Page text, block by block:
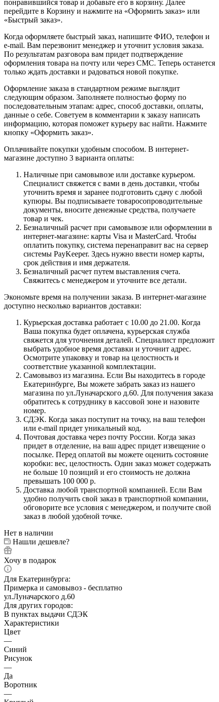
понравившийся товар и добавьте его в корзину. Далее
перейдите в Корзину и нажмите на «Оформить заказ» или
«Быстрый заказ».
Когда оформляете быстрый заказ, напишите ФИО, телефон и
e-mail. Вам перезвонит менеджер и уточнит условия заказа.
По результатам разговора вам придет подтверждение
оформления товара на почту или через СМС. Теперь останется
только ждать доставки и радоваться новой покупке.
Оформление заказа в стандартном режиме выглядит
следующим образом. Заполняете полностью форму по
последовательным этапам: адрес, способ доставки, оплаты,
данные о себе. Советуем в комментарии к заказу написать
информацию, которая поможет курьеру вас найти. Нажмите
кнопку «Оформить заказ».
Оплачивайте покупки удобным способом. В интернет-
магазине доступно 3 варианта оплаты:
Наличные при самовывозе или доставке курьером.
Специалист свяжется с вами в день доставки, чтобы
уточнить время и заранее подготовить сдачу с любой
купюры. Вы подписываете товаросопроводительные
документы, вносите денежные средства, получаете
товар и чек.
Безналичный расчет при самовывозе или оформлении в
интернет-магазине: карты Visa и MasterCard. Чтобы
оплатить покупку, система перенаправит вас на сервер
системы PayKeeper. Здесь нужно ввести номер карты,
срок действия и имя держателя.
Безналичный расчет путем выставления счета.
Свяжитесь с менеджером и уточните все детали.
Экономьте время на получении заказа. В интернет-магазине
доступно несколько вариантов доставки:
Курьерская доставка работает с 10.00 до 21.00. Когда
Ваша покупка будет оплачена, курьерская служба
свяжется для уточнения деталей. Специалист предложит
выбрать удобное время доставки и уточнит адрес.
Осмотрите упаковку и товар на целостность и
соответствие указанной комплектации.
Самовывоз из магазина. Если Вы находитесь в городе
Екатеринбурге, Вы можете забрать заказ из нашего
магазина по ул.Луначарского д.60. Для получения заказа
обратитесь к сотруднику в кассовой зоне и назовите
номер.
СДЭК. Когда заказ поступит на точку, на ваш телефон
или e-mail придет уникальный код.
Почтовая доставка через почту России. Когда заказ
придет в отделение, на ваш адрес придет извещение о
посылке. Перед оплатой вы можете оценить состояние
коробки: вес, целостность. Один заказ может содержать
не больше 10 позиций и его стоимость не должна
превышать 100 000 р.
Доставка любой транспортной компанией. Если Вам
удобно получить свой заказ в транспортной компании,
обговорите все условия с менеджером, и получите свой
заказ в любой удобной точке.
Нет в наличии
Нашли дешевле?
Хочу в подарок
Для Екатеринбурга:
Примерка и самовывоз - бесплатно
ул.Луначарского д.60
Для других городов:
В пунктах выдачи СДЭК
Характеристики
Цвет
—
Синий
Рисунок
—
Да
Воротник
—